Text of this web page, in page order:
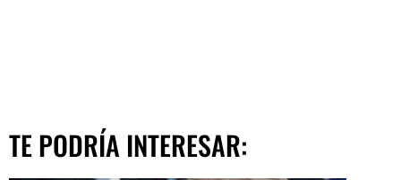
TE PODRÍA INTERESAR: